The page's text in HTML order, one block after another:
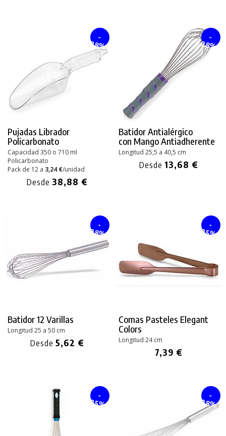
-
28%
Pujadas Librador
Policarbonato
Capacidad 350 o 710 ml
Policarbonato
Pack de 12 a 3,24 €/unidad
Desde 38,88 €
-
28%
Batidor Antialérgico
con Mango Antiadherente
Longitud 25,5 a 40,5 cm
Desde 13,68 €
-
28%
Batidor 12 Varillas
Longitud 25 a 50 cm
Desde5,62 €
-
25%
Comas Pasteles Elegant
Colors
Longitud 24 cm
7,39 €
-
25%
-
28%